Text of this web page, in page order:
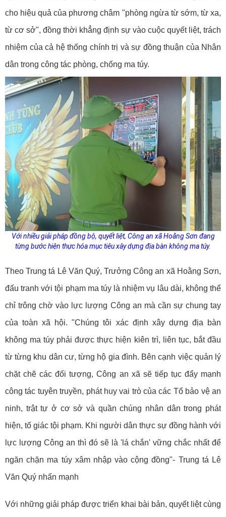
cho hiệu quả của phương châm "phòng ngừa từ sớm, từ xa,
từ cơ sở", đồng thời khẳng định sự vào cuộc quyết liệt, trách
nhiệm của cả hệ thống chính trị và sự đồng thuận của Nhân
dân trong công tác phòng, chống ma túy.
Với nhiều giải pháp đồng bộ, quyết liệt, Công an xã Hoằng Sơn đang
từng bước hiện thực hóa mục tiêu xây dựng địa bàn không ma túy.
Theo Trung tá Lê Văn Quý, Trưởng Công an xã Hoằng Sơn,
đấu tranh với tội phạm ma túy là nhiệm vụ lâu dài, không thể
chỉ trông chờ vào lực lượng Công an mà cần sự chung tay
của toàn xã hội. "Chúng tôi xác định xây dựng địa bàn
không ma túy phải được thực hiện kiên trì, liên tục, bắt đầu
từ từng khu dân cư, từng hộ gia đình. Bên cạnh việc quản lý
chặt chẽ các đối tượng, Công an xã sẽ tiếp tục đẩy mạnh
công tác tuyên truyền, phát huy vai trò của các Tổ bảo vệ an
ninh, trật tự ở cơ sở và quần chúng nhân dân trong phát
hiện, tố giác tội phạm. Khi người dân thực sự đồng hành với
lực lượng Công an thì đó sẽ là 'lá chắn' vững chắc nhất để
ngăn chặn ma túy xâm nhập vào cộng đồng"- Trung tá Lê
Văn Quý nhấn mạnh
Với những giải pháp được triển khai bài bản, quyết liệt cùng